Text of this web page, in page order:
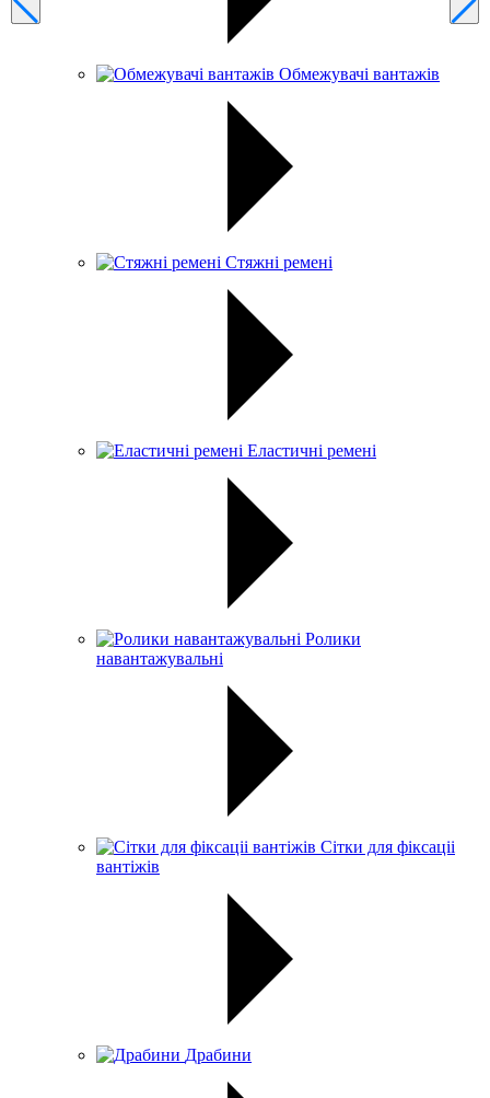
Обмежувачі вантажів
Стяжні ремені
Еластичні ремені
Ролики
навантажувальні
Сітки для фіксаціі
вантіжів
Драбини